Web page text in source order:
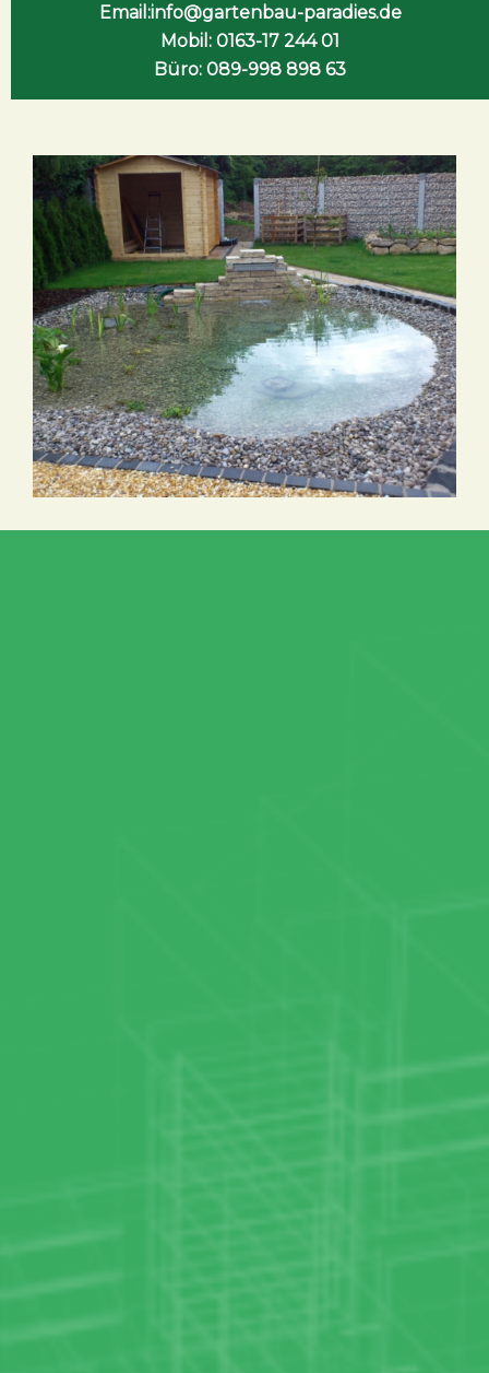
Email:info@gartenbau-paradies.de
Mobil: 0163-17 244 01
Büro: 089-998 898 63